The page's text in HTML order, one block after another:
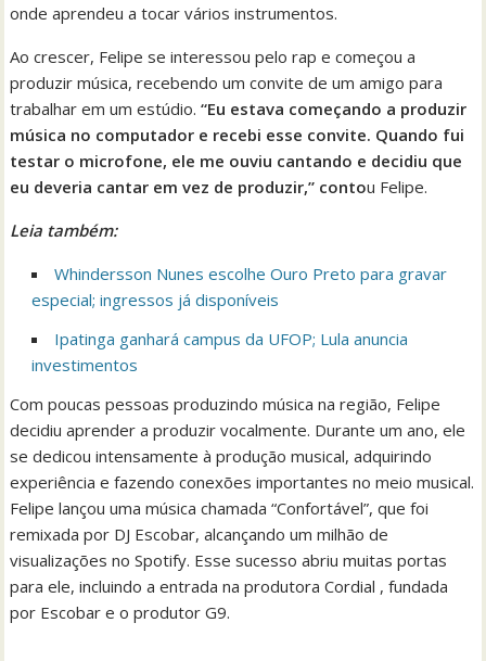
onde aprendeu a tocar vários instrumentos.
Ao crescer, Felipe se interessou pelo rap e começou a
produzir música, recebendo um convite de um amigo para
trabalhar em um estúdio.“Eu estava começando a produzir
música no computador e recebi esse convite. Quando fui
testar o microfone, ele me ouviu cantando e decidiu que
eu deveria cantar em vez de produzir,” contou Felipe.
Leia também:
Whindersson Nunes escolhe Ouro Preto para gravar
especial; ingressos já disponíveis
Ipatinga ganhará campus da UFOP; Lula anuncia
investimentos
Com poucas pessoas produzindo música na região, Felipe
decidiu aprender a produzir vocalmente. Durante um ano, ele
se dedicou intensamente à produção musical, adquirindo
experiência e fazendo conexões importantes no meio musical.
Felipe lançou uma música chamada “Confortável”, que foi
remixada por DJ Escobar, alcançando um milhão de
visualizações no Spotify. Esse sucesso abriu muitas portas
para ele, incluindo a entrada na produtora Cordial , fundada
por Escobar e o produtor G9.